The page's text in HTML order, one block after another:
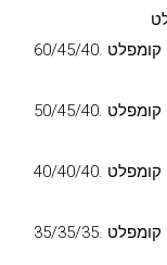
אקווריום מים מלוחים Plug&Play קומפלט .60/45/40
אקווריום מים מלוחים Plug&Play קומפלט .50/45/40
אקווריום מים מלוחים Plug&Play קומפלט .40/40/40
אקווריום מים מלוחים Plug&Play קומפלט .35/35/35